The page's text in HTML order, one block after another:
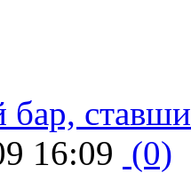
бар,
16:09 (0)